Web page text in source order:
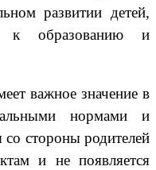
развитии детей,
к образованию и
важное значение в
нормами и
стороны родителей
и не появляется